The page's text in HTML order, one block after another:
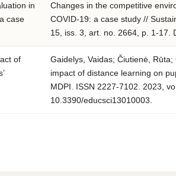
in
case
Changes in the competitive
COVID-19: a case study //
15, iss. 3, art. no. 2664, p. 1-17.
of
Gaidelys, Vaidas; Čiutienė,
impact of distance learning on
MDPI. ISSN 2227-7102. 2023,
10.3390/educsci13010003.